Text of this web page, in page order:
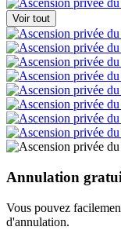
Voir tout
Annulation
Vous pouvez
d'annulation.